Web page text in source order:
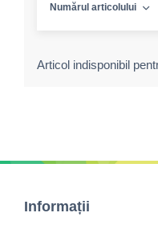
Numărul articolului
Articol indisponibil
Informații